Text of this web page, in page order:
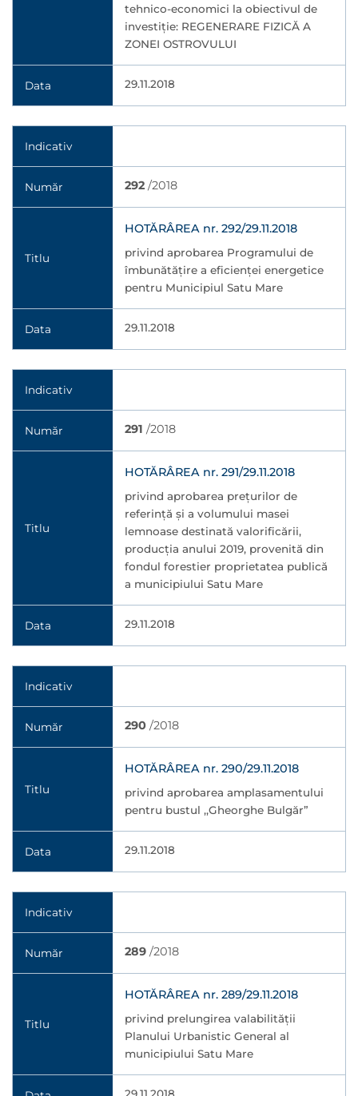
tehnico-economici la obiectivul de
investiţie: REGENERARE FIZICĂ A
ZONEI OSTROVULUI
Data 29.11.2018
Indicativ
Număr 292 /2018
Titlu
HOTĂRÂREA nr. 292/29.11.2018
privind aprobarea Programului de
îmbunătățire a eficienței energetice
pentru Municipiul Satu Mare
Data 29.11.2018
Indicativ
Număr 291 /2018
Titlu
HOTĂRÂREA nr. 291/29.11.2018
privind aprobarea prețurilor de
referință și a volumului masei
lemnoase destinată valorificării,
producţia anului 2019, provenită din
fondul forestier proprietatea publică
a municipiului Satu Mare
Data 29.11.2018
Indicativ
Număr 290 /2018
Titlu
HOTĂRÂREA nr. 290/29.11.2018
privind aprobarea amplasamentului
pentru bustul ,,Gheorghe Bulgăr”
Data 29.11.2018
Indicativ
Număr 289 /2018
Titlu
HOTĂRÂREA nr. 289/29.11.2018
privind prelungirea valabilităţii
Planului Urbanistic General al
municipiului Satu Mare